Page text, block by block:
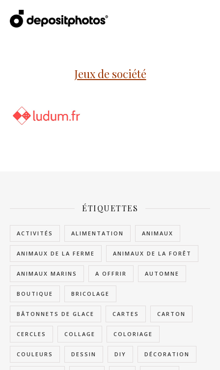
Jeux de société
ÉTIQUETTES
ACTIVITÉS ALIMENTATION ANIMAUX
ANIMAUX DE LA FERME ANIMAUX DE LA FORÊT
ANIMAUX MARINS A OFFRIR AUTOMNE
BOUTIQUE BRICOLAGE
BÂTONNETS DE GLACE CARTES CARTON
CERCLES COLLAGE COLORIAGE
COULEURS DESSIN DIY DÉCORATION